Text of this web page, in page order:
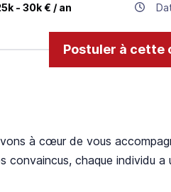
- 30k € / an
Postuler à cette
à cœur de vous
convaincus, chaque individu